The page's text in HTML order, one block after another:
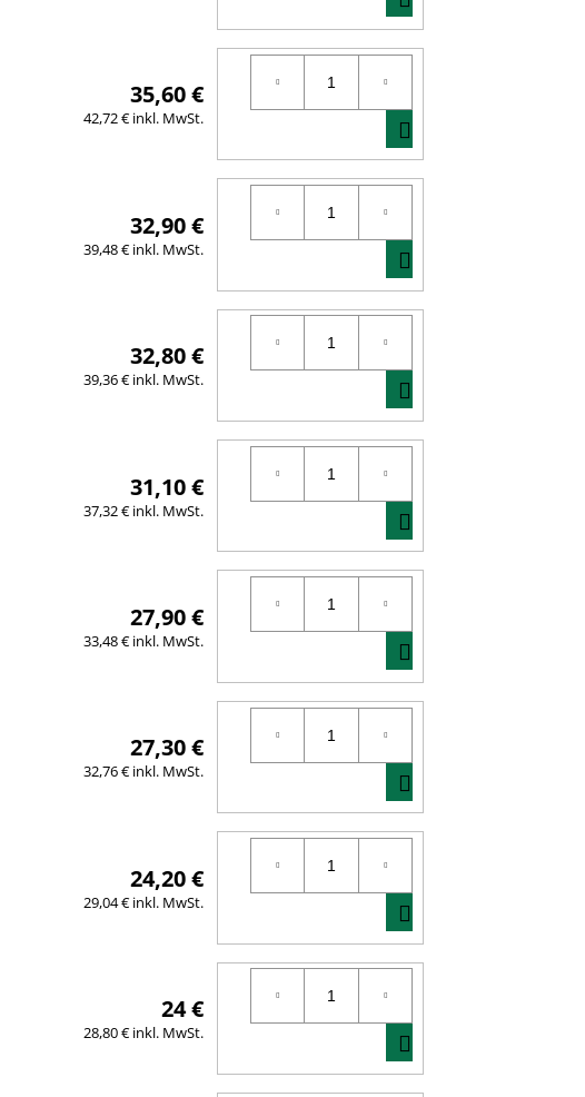
DEN
WARENKORB
35,60 €
42,72 € inkl. MwSt.
DEN
WARENKORB
32,90 €
39,48 € inkl. MwSt.
DEN
WARENKORB
32,80 €
39,36 € inkl. MwSt.
DEN
WARENKORB
31,10 €
37,32 € inkl. MwSt.
DEN
WARENKORB
27,90 €
33,48 € inkl. MwSt.
DEN
WARENKORB
27,30 €
32,76 € inkl. MwSt.
DEN
WARENKORB
24,20 €
29,04 € inkl. MwSt.
DEN
WARENKORB
24 €
28,80 € inkl. MwSt.
DEN